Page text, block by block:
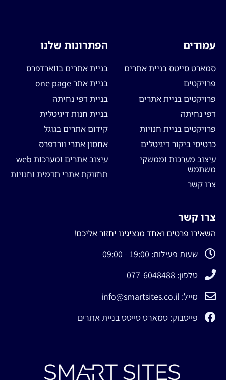
עמודים
סמארט סייטס בניית אתרים
פרויקטים
פרויקטים בניית אתרים
דפי נחיתה
פרויקטים בניית חנויות
כרטיסי ביקור דיגיטלים
עיצוב מערכות וממשקי
משתמש
צרו קשר
הפתרונות שלנו
בניית אתרים בווארדפרס
בניית אתר one page
בניית דפי נחיתה
בניית חנות דיגיטלית
קידום אתרים בגוגל
אחסון אתרי וורדפרס
עיצוב אתרים ומערכות web
תחזוקת אתרי תדמית וחנויות
צרו קשר
השאירו פרטים ואחד מנציגינו יחזור אליכם!
שעות פעילות: 19:00 - 09:00
טלפון: 077-6048488
מייל: info@smartsites.co.il
פייסבוק: סמארט סייטס בניית אתרים